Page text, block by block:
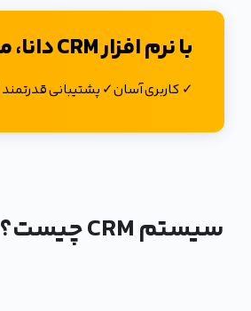
با نرم افزار CRM دانا، مطابق با استاندارد های سال 2026 بفروشید.
✓ کاربری آسان✓ پشتیبانی
سیستم CRM چیست؟